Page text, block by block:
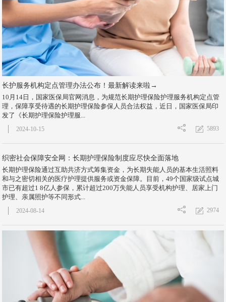
长护服务机构定点管理办法公布！最新解读来啦→
10月14日，国家医保局官网消息，为规范长期护理保险护理服务机构定点管
理，保障享受待遇的长期护理保险参保人员合法权益，近日，国家医保局印
发了《长期护理保险护理服...
5893
2024-10-15
织密社会保障安全网：长期护理保险制度应尽快全面落地
长期护理保险通过互助共济方式筹集资金，为长期失能人员的基本生活照料
和与之密切相关的医疗护理提供服务或资金保障。目前，49个国家级试点城
市已有超过1 8亿人参保，累计超过200万失能人员享受机构护理、居家上门
护理、亲属照护等不同形式...
2974
2024-08-14